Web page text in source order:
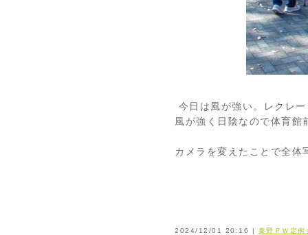
今日は風が強い。レクレ
風が強く日陰なので体育館
カメラを変えたことで全体
2024/12/01 20:16 | 秦野ＰＷ定例